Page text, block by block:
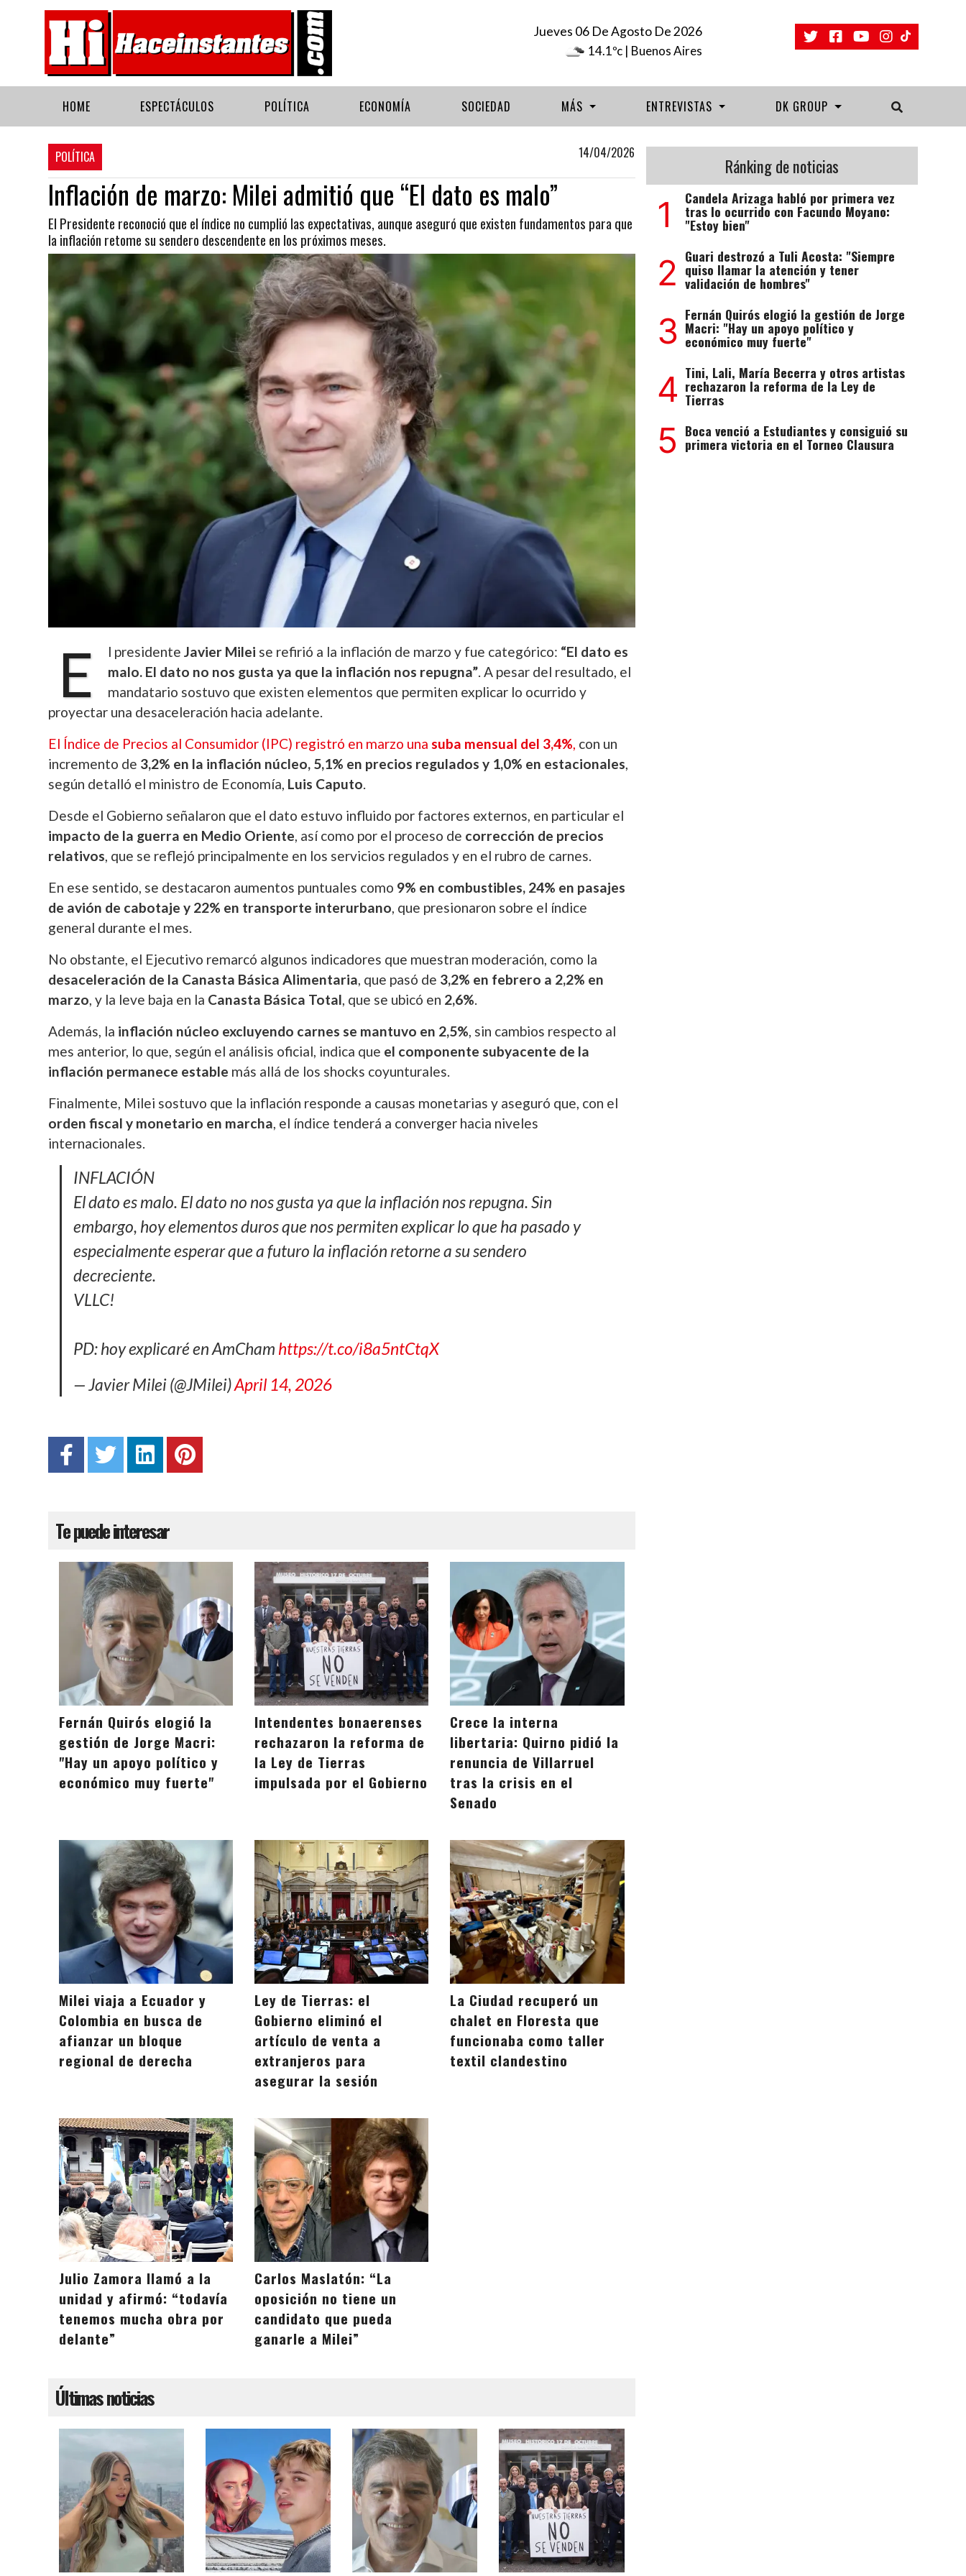
Jueves 06 De Agosto De 2026
14.1ºc | Buenos Aires
HOME ESPECTÁCULOS POLÍTICA ECONOMÍA SOCIEDAD MÁS ENTREVISTAS DK GROUP
POLÍTICA 14/04/2026
Inflación de marzo: Milei admitió que “El dato es malo”
El Presidente reconoció que el índice no cumplió las expectativas, aunque aseguró que existen fundamentos para que
la inflación retome su sendero descendente en los próximos meses.
E l presidente Javier Milei se refirió a la inflación de marzo y fue categórico: “El dato es
malo. El dato no nos gusta ya que la inflación nos repugna”. A pesar del resultado, el
mandatario sostuvo que existen elementos que permiten explicar lo ocurrido y
proyectar una desaceleración hacia adelante.
El Índice de Precios al Consumidor (IPC) registró en marzo una suba mensual del 3,4%, con un
incremento de 3,2% en la inflación núcleo, 5,1% en precios regulados y 1,0% en estacionales,
según detalló el ministro de Economía, Luis Caputo.
Desde el Gobierno señalaron que el dato estuvo influido por factores externos, en particular el
impacto de la guerra en Medio Oriente, así como por el proceso de corrección de precios
relativos, que se reflejó principalmente en los servicios regulados y en el rubro de carnes.
En ese sentido, se destacaron aumentos puntuales como 9% en combustibles, 24% en pasajes
de avión de cabotaje y 22% en transporte interurbano, que presionaron sobre el índice
general durante el mes.
No obstante, el Ejecutivo remarcó algunos indicadores que muestran moderación, como la
desaceleración de la Canasta Básica Alimentaria, que pasó de 3,2% en febrero a 2,2% en
marzo, y la leve baja en la Canasta Básica Total, que se ubicó en 2,6%.
Además, la inflación núcleo excluyendo carnes se mantuvo en 2,5%, sin cambios respecto al
mes anterior, lo que, según el análisis oficial, indica que el componente subyacente de la
inflación permanece estable más allá de los shocks coyunturales.
Finalmente, Milei sostuvo que la inflación responde a causas monetarias y aseguró que, con el
orden fiscal y monetario en marcha, el índice tenderá a converger hacia niveles
internacionales.
INFLACIÓN
El dato es malo. El dato no nos gusta ya que la inflación nos repugna. Sin
embargo, hoy elementos duros que nos permiten explicar lo que ha pasado y
especialmente esperar que a futuro la inflación retorne a su sendero
decreciente.
VLLC!
PD: hoy explicaré en AmCham https://t.co/i8a5ntCtqX
— Javier Milei (@JMilei)April 14, 2026
Te puede interesar
Fernán Quirós elogió la
gestión de Jorge Macri:
"Hay un apoyo político y
económico muy fuerte"
Intendentes bonaerenses
rechazaron la reforma de
la Ley de Tierras
impulsada por el Gobierno
Crece la interna
libertaria: Quirno pidió la
renuncia de Villarruel
tras la crisis en el
Senado
Milei viaja a Ecuador y
Colombia en busca de
afianzar un bloque
regional de derecha
Ley de Tierras: el
Gobierno eliminó el
artículo de venta a
extranjeros para
asegurar la sesión
La Ciudad recuperó un
chalet en Floresta que
funcionaba como taller
textil clandestino
Julio Zamora llamó a la
unidad y afirmó: “todavía
tenemos mucha obra por
delante”
Carlos Maslatón: “La
oposición no tiene un
candidato que pueda
ganarle a Milei”
Últimas noticias
Ránking de noticias
1 Candela Arizaga habló por primera vez
tras lo ocurrido con Facundo Moyano:
"Estoy bien"
2 Guari destrozó a Tuli Acosta: "Siempre
quiso llamar la atención y tener
validación de hombres"
3 Fernán Quirós elogió la gestión de Jorge
Macri: "Hay un apoyo político y
económico muy fuerte"
4 Tini, Lali, María Becerra y otros artistas
rechazaron la reforma de la Ley de
Tierras
5 Boca venció a Estudiantes y consiguió su
primera victoria en el Torneo Clausura